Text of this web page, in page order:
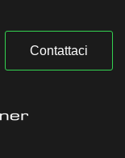
Contattaci